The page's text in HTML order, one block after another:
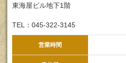
東海屋ビル地下1階
TEL：045-322-3145
営業時間